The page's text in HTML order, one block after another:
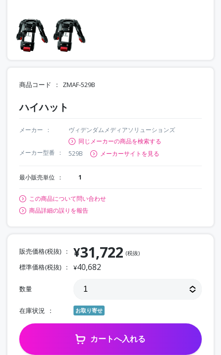
商品コード ZMAF-529B
ハイハット
メーカー
ヴィデンダムメディアソリューションズ
同じメーカーの商品を検索する
メーカー型番
529B メーカーサイトを見る
最小販売単位 1
この商品について問い合わせ
商品詳細の誤りを報告
販売価格(税抜) ¥31,722 (税抜)
標準価格(税抜) ¥40,682
数量
在庫状況 お取り寄せ
カートへ入れる